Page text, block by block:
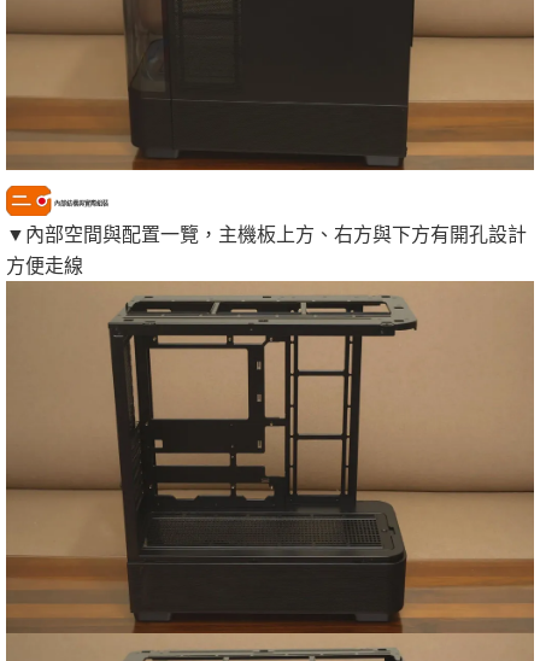
內部結構與實際組裝
▼內部空間與配置一覽，主機板上方、右方與下方有開孔設計
方便走線